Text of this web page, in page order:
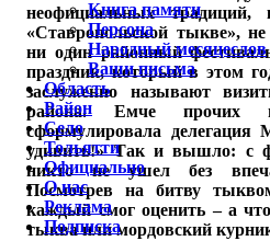
неофициальных традиций,
«Ставропольской тыкве»,
ни один районный
праздник, который в этом
заслуженно называют
района. Емче прочих
сформулировала
удивить!» Так и вышло: с
никто не ушел без
Посмотрев на битву
каждый смог оценить – а
тыква или мордовский
Книга памяти
Персона
Народный месяцеслов
Ваши письма
Область
Район
Село
Тольятти
Официально
О нас
Реклама
Подписка